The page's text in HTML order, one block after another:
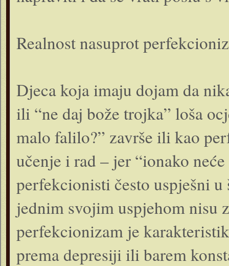
Realnost nasuprot
Djeca koja imaju dojam da
ili “ne daj bože trojka” loša
malo falilo?” završe ili kao
učenje i rad – jer “ionako
perfekcionisti često uspješni
jednim svojim uspjehom nisu
perfekcionizam je
prema depresiji ili barem